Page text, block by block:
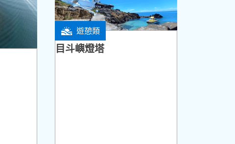
遊憩類
白沙鄉
目斗嶼燈塔